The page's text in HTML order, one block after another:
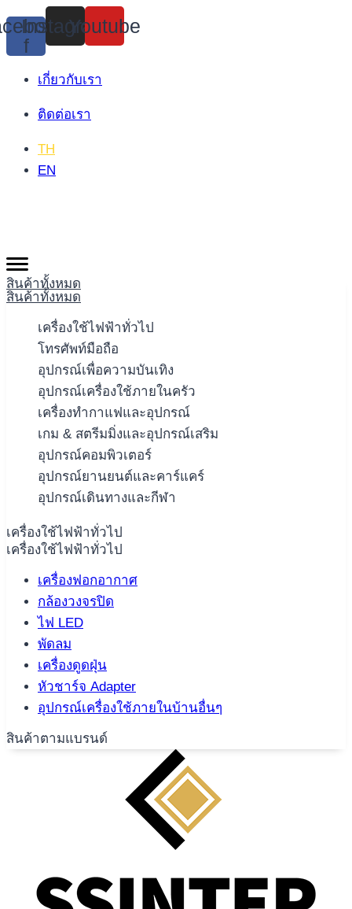
Skip
to
content
f
Instagram
Youtube
เกี่ยวกับเรา
ติดต่อเรา
TH
EN
สินค้าทั้งหมด
สินค้าทั้งหมด
เครื่องใช้ไฟฟ้าทั่วไป
โทรศัพท์มือถือ
อุปกรณ์เพื่อความบันเทิง
อุปกรณ์เครื่องใช้ภายในครัว
เครื่องทำกาแฟและอุปกรณ์
เกม & สตรีมมิ่งและอุปกรณ์เสริม
อุปกรณ์คอมพิวเตอร์
อุปกรณ์ยานยนต์และคาร์แคร์
อุปกรณ์เดินทางและกีฬา
เครื่องใช้ไฟฟ้าทั่วไป
เครื่องใช้ไฟฟ้าทั่วไป
เครื่องฟอกอากาศ
กล้องวงจรปิด
ไฟ LED
พัดลม
เครื่องดูดฝุ่น
หัวชาร์จ Adapter
อุปกรณ์เครื่องใช้ภายในบ้านอื่นๆ
สินค้าตามแบรนด์